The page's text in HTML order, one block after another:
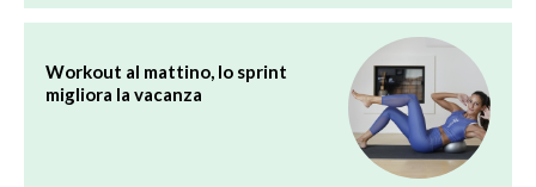
Workout al mattino, lo sprint
migliora la vacanza